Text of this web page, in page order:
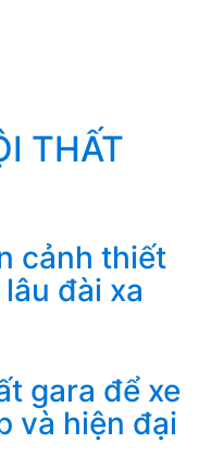
THẤT
cảnh thiết
đài xa
gara để xe
và hiện đại